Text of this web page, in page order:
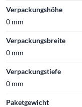
Verpackungshöhe
0 mm
Verpackungsbreite
0 mm
Verpackungstiefe
0 mm
Paketgewicht